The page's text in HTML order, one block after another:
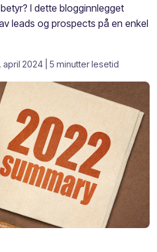
I dette blogginnlegget
leads og prospects på en enkel
april 2024 | 5 minutter lesetid